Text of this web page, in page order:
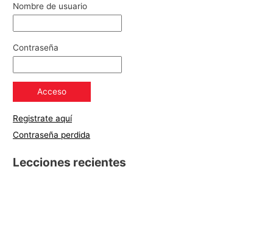
Nombre de usuario
Contraseña
Registrate aquí
Contraseña perdida
Lecciones recientes